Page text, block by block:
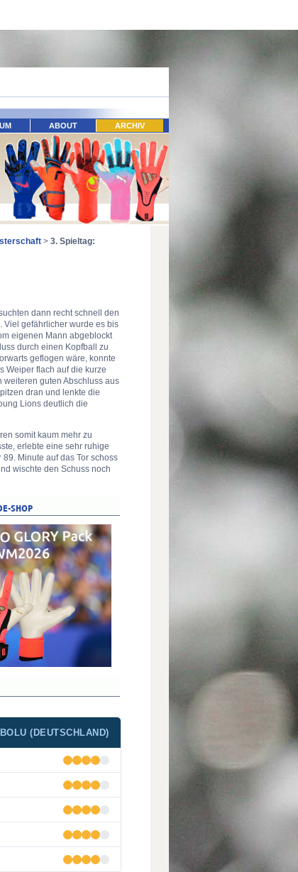
ABOUT ARCHIV
> 3. Spieltag:
dann recht schnell den
Viel gefährlicher wurde es bis
eigenen Mann abgeblockt
durch einen Kopfball zu
geflogen wäre, konnte
Weiper flach auf die kurze
weiteren guten Abschluss aus
dran und lenkte die
Lions deutlich die
somit kaum mehr zu
erlebte eine sehr ruhige
Minute auf das Tor schoss
wischte den Schuss noch
(DEUTSCHLAND)